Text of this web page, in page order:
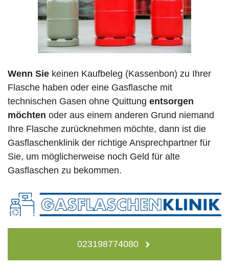
Wenn Sie keinen Kaufbeleg (Kassenbon) zu Ihrer
Flasche haben oder eine Gasflasche mit
technischen Gasen ohne Quittung entsorgen
möchten oder aus einem anderen Grund niemand
Ihre Flasche zurücknehmen möchte, dann ist die
Gasflaschenklinik der richtige Ansprechpartner für
Sie, um möglicherweise noch Geld für alte
Gasflaschen zu bekommen.
023198774080